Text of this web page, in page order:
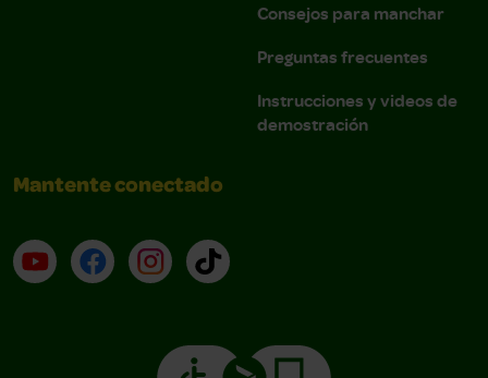
Consejos para manchar
Preguntas frecuentes
Instrucciones y videos de
demostración
Mantente conectado
YouTube (en inglés)
Facebook (en inglés)
Instagram (en inglés)
TikTok